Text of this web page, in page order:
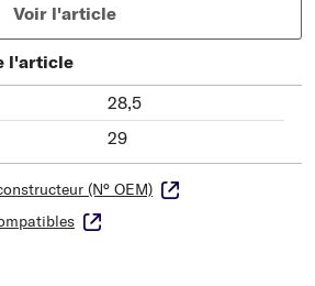
Voir l'article
l'article
28,5
29
(N° OEM)